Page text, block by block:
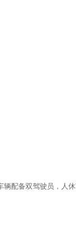
配备双驾驶员，人